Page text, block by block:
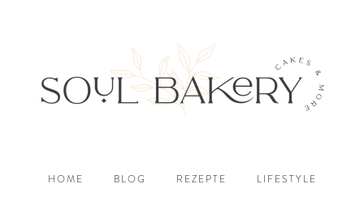
HOME BLOG REZEPTE LIFESTYLE